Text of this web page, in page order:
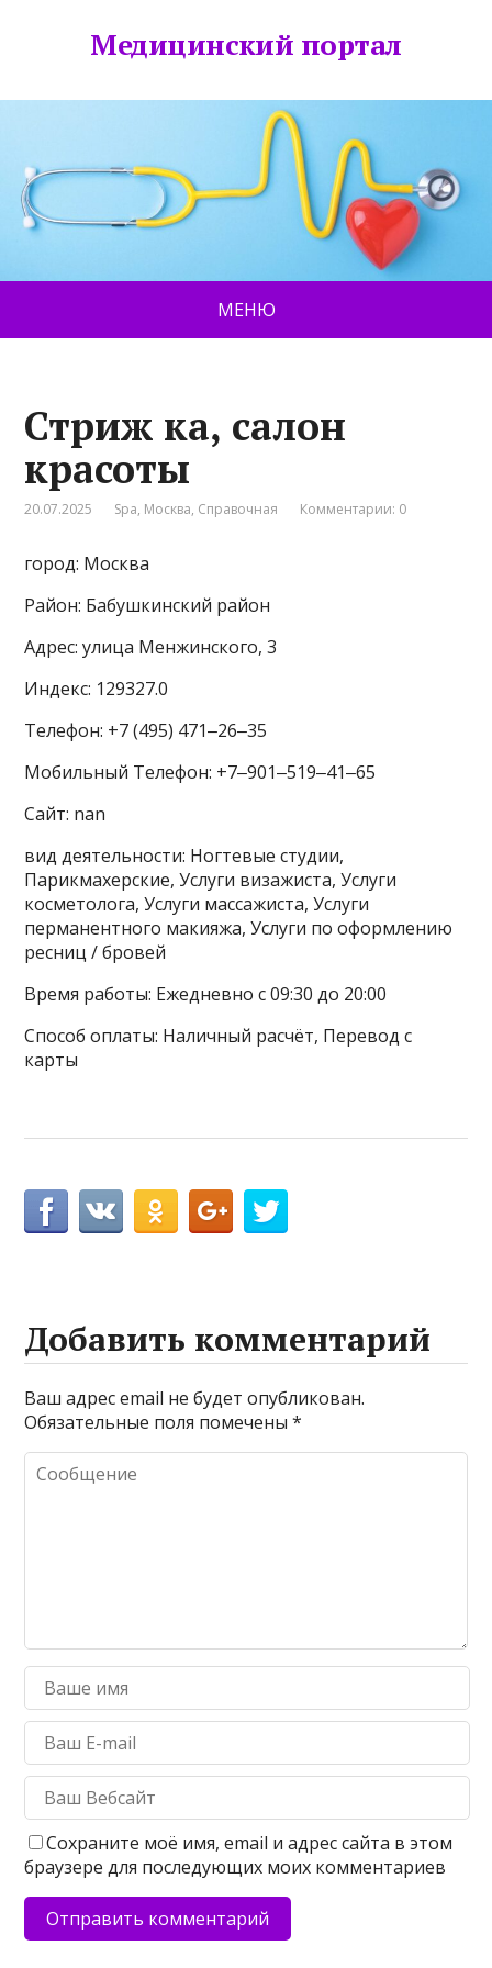
Медицинский портал
МЕНЮ
Стриж ка, салон
красоты
20.07.2025 Spa, Москва, Справочная Комментарии: 0
город: Москва
Район: Бабушкинский район
Адрес: улица Менжинского, 3
Индекс: 129327.0
Телефон: +7 (495) 471‒26‒35
Мобильный Телефон: +7‒901‒519‒41‒65
Сайт: nan
вид деятельности: Ногтевые студии,
Парикмахерские, Услуги визажиста, Услуги
косметолога, Услуги массажиста, Услуги
перманентного макияжа, Услуги по оформлению
ресниц / бровей
Время работы: Ежедневно с 09:30 до 20:00
Способ оплаты: Наличный расчёт, Перевод с
карты
Добавить комментарий
Ваш адрес email не будет опубликован.
Обязательные поля помечены*
Сохраните моё имя, email и адрес сайта в этом
браузере для последующих моих комментариев